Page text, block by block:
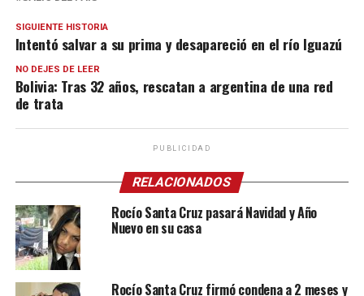
SIGUIENTE HISTORIA
Intentó salvar a su prima y desapareció en el río Iguazú
NO DEJES DE LEER
Bolivia: Tras 32 años, rescatan a argentina de una red
de trata
PUBLICIDAD
RELACIONADOS
Rocío Santa Cruz pasará Navidad y Año
Nuevo en su casa
Rocío Santa Cruz firmó condena a 2 meses y